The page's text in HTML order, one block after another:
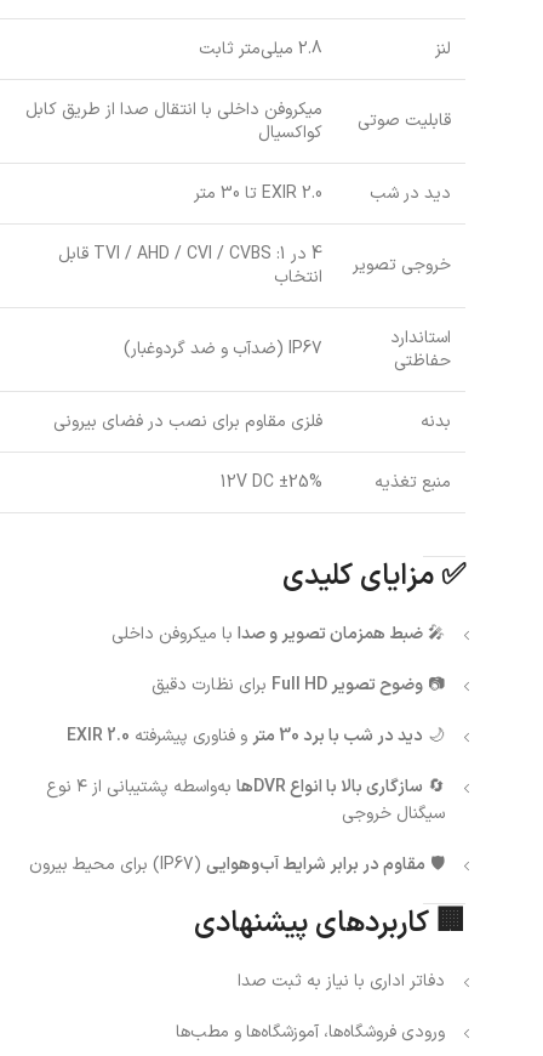
لنز 2.8 میلی‌متر ثابت
قابلیت صوتی
میکروفن داخلی با انتقال صدا از طریق کابل
کواکسیال
دید در شب EXIR 2.0 تا 30 متر
خروجی تصویر
4 در 1: TVI / AHD / CVI / CVBS قابل
انتخاب
استاندارد
حفاظتی
IP67 (ضدآب و ضد گردوغبار)
بدنه فلزی مقاوم برای نصب در فضای بیرونی
منبع تغذیه 12V DC ±25%
✅ مزایای کلیدی
🎤 ضبط همزمان تصویر و صدا با میکروفن داخلی
📷 وضوح تصویر Full HD
برای نظارت دقیق
🌙 دید در شب با برد 30 متر و فناوری پیشرفته EXIR 2.0
🔄 سازگاری بالا با انواع DVRها
به‌واسطه پشتیبانی از ۴ نوع
سیگنال خروجی
🛡️ مقاوم در برابر شرایط آب‌وهوایی (IP67) برای محیط بیرون
🏢 کاربردهای پیشنهادی
دفاتر اداری با نیاز به ثبت صدا
ورودی فروشگاه‌ها، آموزشگاه‌ها و مطب‌ها